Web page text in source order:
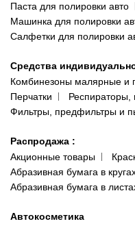
Паста для полировки авто
Машинка для полировки
Салфетки для полировки
Средства
Комбинезоны малярные и
Перчатки
Респираторы,
Фильтры, предфильтры и
Распродажа :
Акционные товары
Абразивная бумага в
Абразивная бумага в
Автокосметика